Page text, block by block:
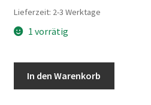
Lieferzeit: 2-3 Werktage
1 vorrätig
In den Warenkorb